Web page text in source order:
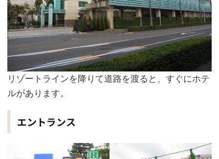
リゾートラインを降りて道路を渡ると、すぐにホテ
ルがあります。
エントランス